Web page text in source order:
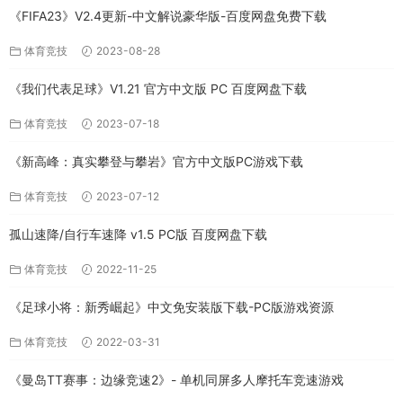
《FIFA23》V2.4更新-中文解说豪华版-百度网盘免费下载
体育竞技 2023-08-28
《我们代表足球》V1.21 官方中文版 PC 百度网盘下载
体育竞技 2023-07-18
《新高峰：真实攀登与攀岩》官方中文版PC游戏下载
体育竞技 2023-07-12
孤山速降/自行车速降 v1.5 PC版 百度网盘下载
体育竞技 2022-11-25
《足球小将：新秀崛起》中文免安装版下载-PC版游戏资源
体育竞技 2022-03-31
《曼岛TT赛事：边缘竞速2》- 单机同屏多人摩托车竞速游戏